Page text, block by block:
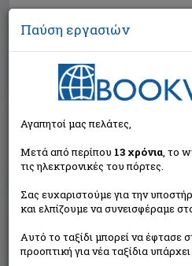
Αναζήτηση
Παύση εργασιών
Αγαπητοί μας πελάτες,
Μετά από περίπου 13 χρόνια, το
τις ηλεκτρονικές του πόρτες.
Σας ευχαριστούμε για την
και ελπίζουμε να συνεισφέραμε
Αυτό το ταξίδι μπορεί να έφτασε
προοπτική για νέα ταξίδια